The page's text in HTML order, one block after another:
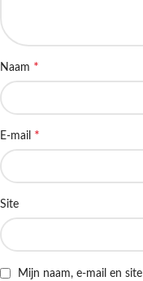
Naam *
E-mail *
Site
Mijn naam, e-mail en